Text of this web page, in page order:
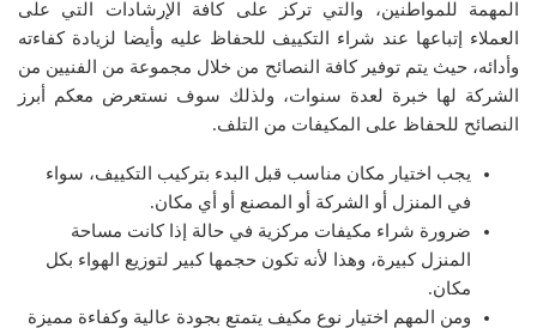
المهمة للمواطنين، والتي تركز على كافة الإرشادات التي على
العملاء إتباعها عند شراء التكييف للحفاظ عليه وأيضا لزيادة كفاءته
وأدائه، حيث يتم توفير كافة النصائح من خلال مجموعة من الفنيين من
الشركة لها خبرة لعدة سنوات، ولذلك سوف نستعرض معكم أبرز
النصائح للحفاظ على المكيفات من التلف.
يجب اختيار مكان مناسب قبل البدء بتركيب التكييف، سواء
في المنزل أو الشركة أو المصنع أو أي مكان.
ضرورة شراء مكيفات مركزية في حالة إذا كانت مساحة
المنزل كبيرة، وهذا لأنه تكون حجمها كبير لتوزيع الهواء بكل
مكان.
ومن المهم اختيار نوع مكيف يتمتع بجودة عالية وكفاءة مميزة